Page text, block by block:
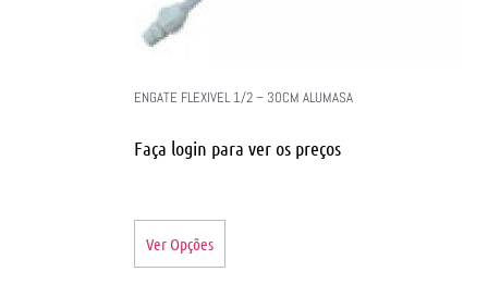
ENGATE FLEXIVEL 1/2 – 30CM ALUMASA
Faça login para ver os preços
Ver Opções